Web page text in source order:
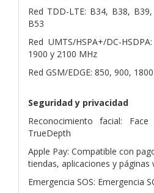
Red TDD-LTE: B34, B38,
B53
Red UMTS/HSPA+/DC-
1900 y 2100 MHz
Red GSM/EDGE: 850, 900,
Seguridad y privacidad
Reconocimiento facial:
TrueDepth
Apple Pay: Compatible con
tiendas, aplicaciones y páginas
Emergencia SOS: Emergencia